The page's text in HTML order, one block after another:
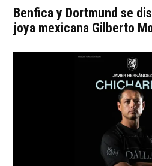
Benfica y Dortmund se
joya mexicana Gilberto